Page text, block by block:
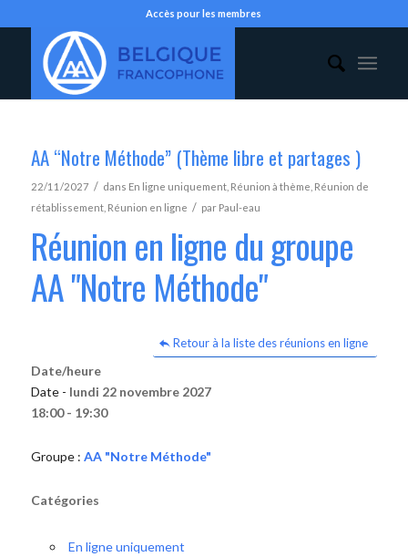
Accès pour les membres
AA “Notre Méthode” (Thème libre et partages )
22/11/2027 / dans En ligne uniquement, Réunion à thème Réunion de
rétablissement, Réunion en ligne / par Paul-eau
Réunion en ligne du groupe
AA "Notre Méthode"
Retour à la liste des réunions en ligne
Date/heure
Date - lundi 22 novembre 2027
18:00 - 19:30
Groupe : AA "Notre Méthode"
Catégories
En ligne uniquement